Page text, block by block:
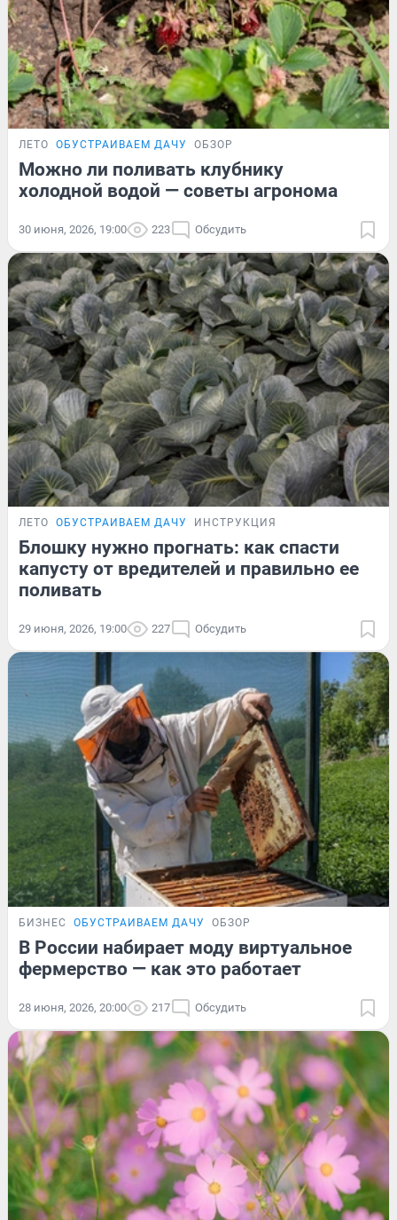
ЛЕТО ОБУСТРАИВАЕМ ДАЧУ ОБЗОР
Можно ли поливать клубнику
холодной водой — советы агронома
30 июня, 2026, 19:00 223 Обсудить
ЛЕТО ОБУСТРАИВАЕМ ДАЧУ ИНСТРУКЦИЯ
Блошку нужно прогнать: как спасти
капусту от вредителей и правильно ее
поливать
29 июня, 2026, 19:00 227 Обсудить
БИЗНЕС ОБУСТРАИВАЕМ ДАЧУ ОБЗОР
В России набирает моду виртуальное
фермерство — как это работает
28 июня, 2026, 20:00 217 Обсудить